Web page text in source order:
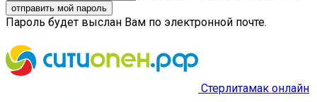
Пароль будет выслан Вам по электронной почте.
Стерлитамак онлайн